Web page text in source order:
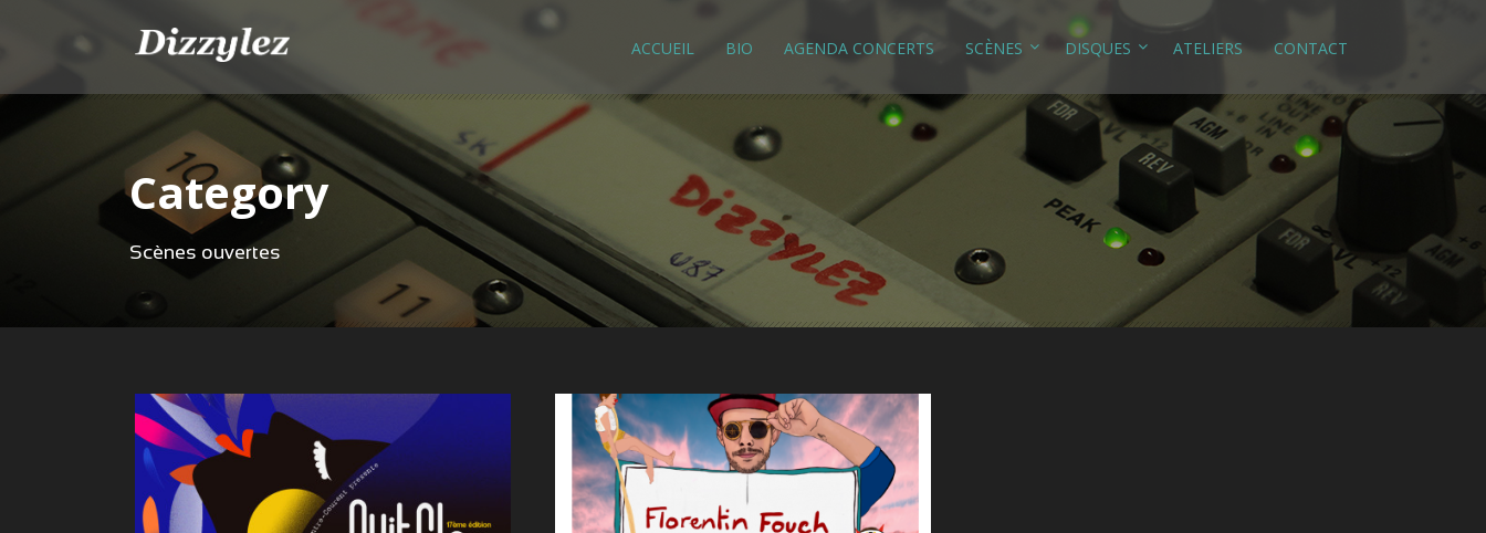
ACCUEIL BIO AGENDA CONCERTS SCÈNES DISQUES ATELIERS CONTACT
Category
Scènes ouvertes